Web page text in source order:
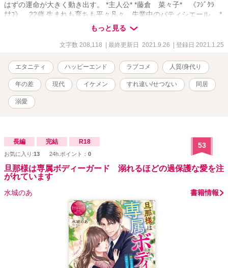
はずの運命が大きく動き出す。 *主人公* *藤倉 菜々子* 《ﾌｼﾞｸﾗ
ﾅﾅｺ》 22歳 生まれも育ちも平々凡々。失業中のパティシエール。 *
桜小路 創* 《ｻｸﾗｺｳｼﾞ ﾊｼﾞﾒ》 27歳 生まれも育ちも超一流、ま
るで歩く上流階級。傲慢で我儘な財閥系企業グループのイケメン俺
様御曹司。 「なんだ？ 真っ赤になって固まって、まるで処女だ
殊能力持ちになった初心でうっかり者のパティシエールとある事情
から女性不信?となった無愛想で傲慢で我儘な俺様御曹司のスイーツ
と亀が織りなす切な甘い恋✧ ※完結後に修正しましたが内容に変
更はありません。 ※他視点あり。 ※第三部より大人表現が入る予定
です。章題に♡と表記します。 ※傲慢で俺様なヒーローなので強引
だったり無理矢理な場面もあります。苦手な方はご注意ください。
催、小説大賞＆コミック原作大賞、恋愛ファンタジー部門、一次選
考通過✧ ✥21.1.25 連載開始21.06.28完結✥
もっと見る
文字数 208,118 | 最終更新日 2021.9.26 | 登録日 2021.1.25
エタニティ ハッピーエンド ラブコメ 人質/身代り
年の差 現代 イケメン すれ違い/せつない 同居
溺愛
長編 完結 R18
お気に入り:13 24h.ポイント： 0
53
旦那様は専属ボディーガード 溺れるほどの過保護な愛を注
がれています
水城のあ 書籍情報